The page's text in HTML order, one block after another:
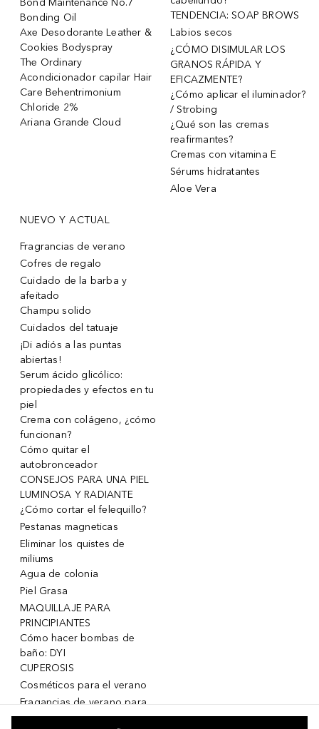
Bond Maintenance No.7
Bonding Oil
Axe Desodorante Leather &
Cookies Bodyspray
The Ordinary
Acondicionador capilar Hair
Care Behentrimonium
Chloride 2%
Ariana Grande Cloud
TENDENCIA: SOAP BROWS
Labios secos
¿CÓMO DISIMULAR LOS
GRANOS RÁPIDA Y
EFICAZMENTE?
¿Cómo aplicar el iluminador?
/ Strobing
¿Qué son las cremas
reafirmantes?
Cremas con vitamina E
Sérums hidratantes
Aloe Vera
NUEVO Y ACTUAL
Fragrancias de verano
Cofres de regalo
Cuidado de la barba y
afeitado
Champu solido
Cuidados del tatuaje
¡Di adiós a las puntas
abiertas!
Serum ácido glicólico:
propiedades y efectos en tu
piel
Crema con colágeno, ¿cómo
funcionan?
Cómo quitar el
autobronceador
CONSEJOS PARA UNA PIEL
LUMINOSA Y RADIANTE
¿Cómo cortar el felequillo?
Pestanas magneticas
Eliminar los quistes de
miliums
Agua de colonia
Piel Grasa
MAQUILLAJE PARA
PRINCIPIANTES
Cómo hacer bombas de
baño: DYI
CUPEROSIS
Cosméticos para el verano
Fragancias de verano para
mujeres